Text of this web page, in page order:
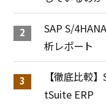
SAP S/
析レポート
【徹底比較
tSuite ERP